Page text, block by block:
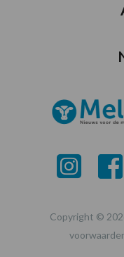
Copyright ©